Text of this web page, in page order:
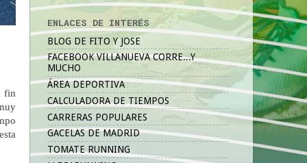
fin
ENLACES DE INTERÉS
BLOG DE FITO Y JOSE
FACEBOOK VILLANUEVA CORRE...Y
MUCHO
ÁREA DEPORTIVA
CALCULADORA DE TIEMPOS
CARRERAS POPULARES
GACELAS DE MADRID
TOMATE RUNNING